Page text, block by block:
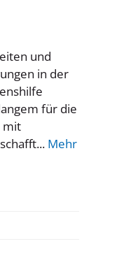
und
in der
für die
mit
Mehr